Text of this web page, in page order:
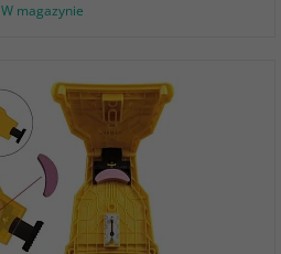
W magazynie